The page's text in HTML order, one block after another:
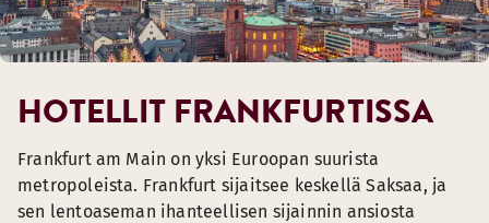
HOTELLIT FRANKFURTISSA
Frankfurt am Main on yksi Euroopan suurista
metropoleista. Frankfurt sijaitsee keskellä Saksaa, ja
sen lentoaseman ihanteellisen sijainnin ansiosta